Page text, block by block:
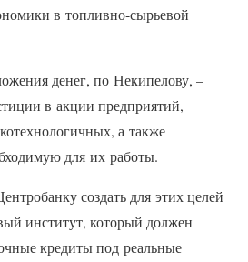
в топливно-сырьевой
денег, по Некипелову, –
в акции предприятий,
а также
для их работы.
создать для этих целей
институт, который должен
кредиты под реальные